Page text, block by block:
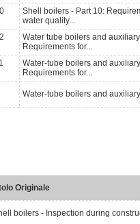
Shell boilers - Part 10:
water quality...
Water tube boilers and
Requirements for...
Water-tube boilers and
Requirements for...
Water-tube boilers and
Originale
boilers - Inspection during